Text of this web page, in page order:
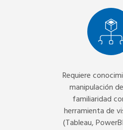
Requiere
manipulación
familiaridad
herramienta de
(Tableau,